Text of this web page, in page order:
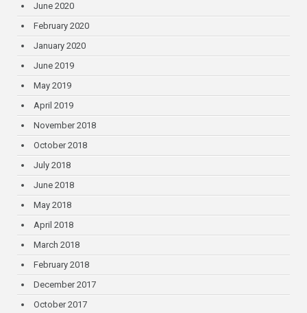
June 2020
February 2020
January 2020
June 2019
May 2019
April 2019
November 2018
October 2018
July 2018
June 2018
May 2018
April 2018
March 2018
February 2018
December 2017
October 2017